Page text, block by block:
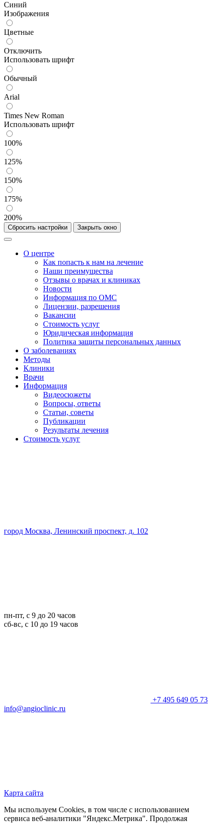
Синий
Изображения
Цветные
Отключить
Использовать шрифт
Обычный
Arial
Times New Roman
Использовать шрифт
100%
125%
150%
175%
200%
Сбросить настройки Закрыть окно
О центре
Как попасть к нам на лечение
Наши преимущества
Отзывы о врачах и клиниках
Новости
Информация по ОМС
Лицензии, разрешения
Вакансии
Стоимость услуг
Юридическая информация
Политика защиты персональных данных
О заболеваниях
Методы
Клиники
Врачи
Информация
Видеосюжеты
Вопросы, ответы
Статьи, советы
Публикации
Результаты лечения
Стоимость услуг
город Москва, Ленинский проспект, д. 102
пн-пт, с 9 до 20 часов
сб-вс, с 10 до 19 часов
+7 495 649 05 73
info@angioclinic.ru
Карта сайта
Мы используем Cookies, в том числе с использованием
сервиса веб-аналитики "Яндекс.Метрика". Продолжая